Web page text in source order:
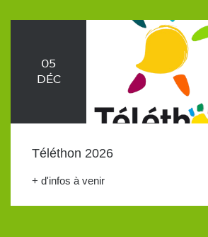
05
DÉC
Téléthon 2026
+ d'infos à venir